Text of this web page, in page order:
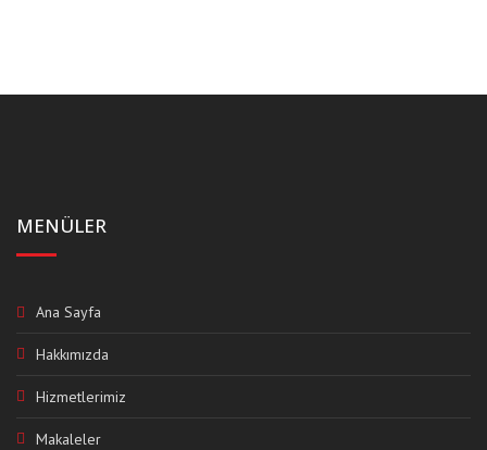
MENÜLER
Ana Sayfa
Hakkımızda
Hizmetlerimiz
Makaleler